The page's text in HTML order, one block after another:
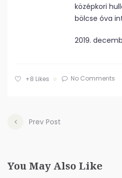
középkori
bölcse óva
2019.
+8 Likes No Comments
Prev Post
You May Also Like